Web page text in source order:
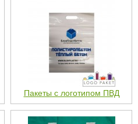
Пакеты с логотипом ПВД